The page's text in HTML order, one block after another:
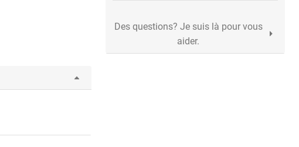
Des questions? Je suis là pour vous
aider.